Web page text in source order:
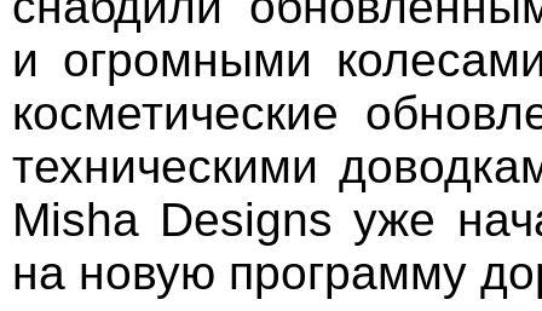
и огромными
косметические
техническими
Misha Designs уже
на новую программу